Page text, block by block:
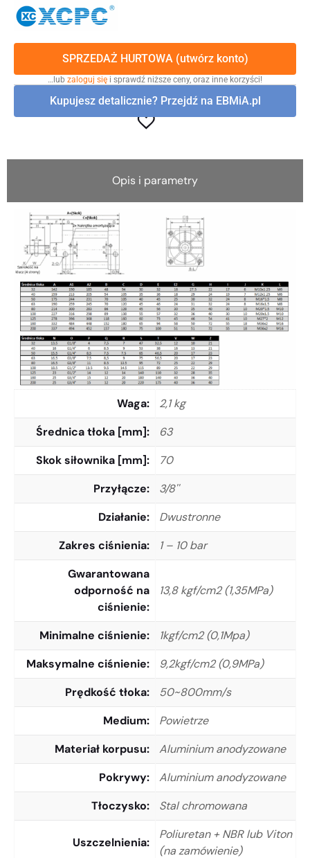
SPRZEDAŻ HURTOWA (utwórz konto)
…lub zaloguj się i sprawdź niższe ceny, oraz inne korzyści!
Kupujesz detalicznie? Przejdź na EBMiA.pl
Opis i parametry
Waga
2,1 kg
Średnica tłoka [mm]
63
Skok siłownika [mm]
70
Przyłącze
3/8''
Działanie
Dwustronne
Zakres ciśnienia
1 – 10 bar
Gwarantowana
odporność na
ciśnienie
13,8 kgf/cm2 (1,35MPa)
Minimalne ciśnienie
1kgf/cm2 (0,1Mpa)
Maksymalne ciśnienie
9,2kgf/cm2 (0,9MPa)
Prędkość tłoka
50~800mm/s
Medium
Powietrze
Materiał korpusu
Aluminium anodyzowane
Pokrywy
Aluminium anodyzowane
Tłoczysko
Stal chromowana
Uszczelnienia
Poliuretan + NBR lub Viton
(na zamówienie)